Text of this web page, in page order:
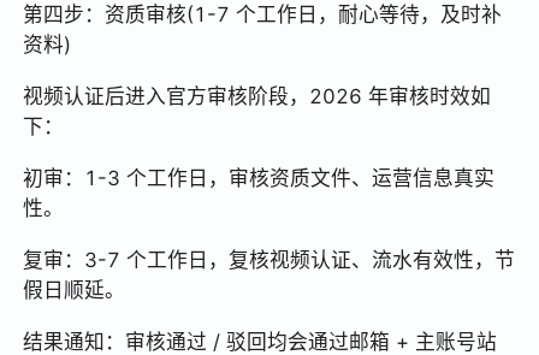
第四步：资质审核(1-7 个工作日，耐心等待，及时补
资料)
视频认证后进入官方审核阶段，2026 年审核时效如
下：
初审：1-3 个工作日，审核资质文件、运营信息真实
性。
复审：3-7 个工作日，复核视频认证、流水有效性，节
假日顺延。
结果通知：审核通过 / 驳回均会通过邮箱 + 主账号站